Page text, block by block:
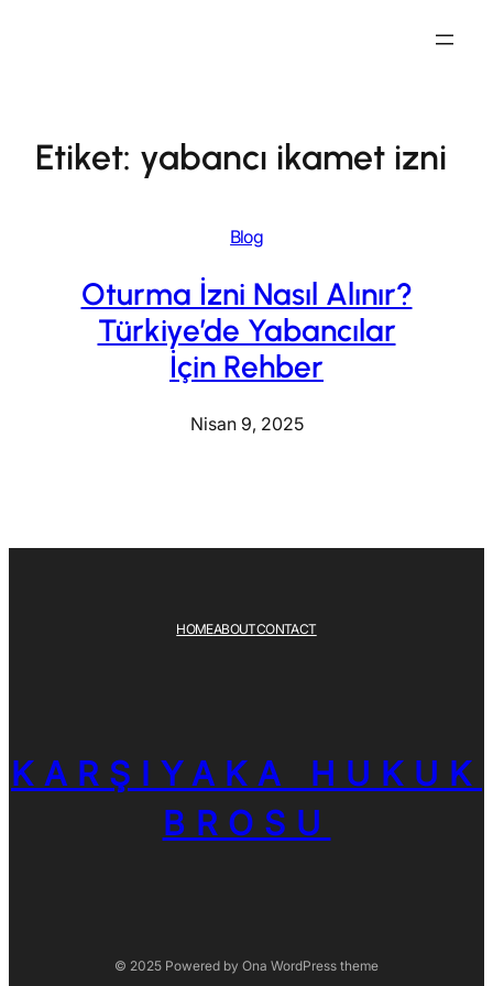
Etiket: yabancı ikamet izni
Blog
Oturma İzni Nasıl Alınır?
Türkiye’de Yabancılar
İçin Rehber
Nisan 9, 2025
HOMEABOUTCONTACT
KARŞIYAKA HUKUK
BROSU
© 2025 Powered by Ona WordPress theme